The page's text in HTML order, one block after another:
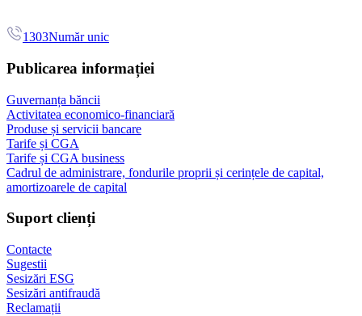
1303Număr unic
Publicarea informației
Guvernanța băncii
Activitatea economico-financiară
Produse și servicii bancare
Tarife și CGA
Tarife și CGA business
Cadrul de administrare, fondurile proprii și cerințele de capital,
amortizoarele de capital
Suport clienți
Contacte
Sugestii
Sesizări ESG
Sesizări antifraudă
Reclamații